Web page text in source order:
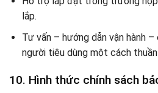
lắp.
Tư vấn – hướng dẫn vận hành
người tiêu dùng một cách
10. Hình thức chính sách